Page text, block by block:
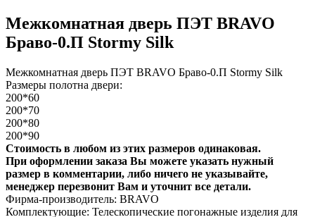
Межкомнатная дверь ПЭТ BRAVO
Браво-0.П Stormy Silk
Межкомнатная дверь ПЭТ BRAVO Браво-0.П Stormy Silk
Размеры полотна двери:
200*60
200*70
200*80
200*90
Стоимость в любом из этих размеров одинаковая.
При оформлении заказа Вы можете указать нужный
размер в комментарии, либо ничего не указывайте,
менеджер перезвонит Вам и уточнит все детали.
Фирма-производитель: BRAVO
Комплектующие: Телескопические погонажные изделия для